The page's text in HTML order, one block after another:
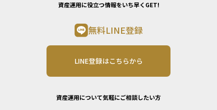
資産運用に役立つ情報をいち早くGET!
無料LINE登録
LINE登録はこちらから
資産運用について気軽にご相談したい方